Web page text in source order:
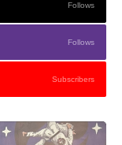
Follows
Follows
Subscribers